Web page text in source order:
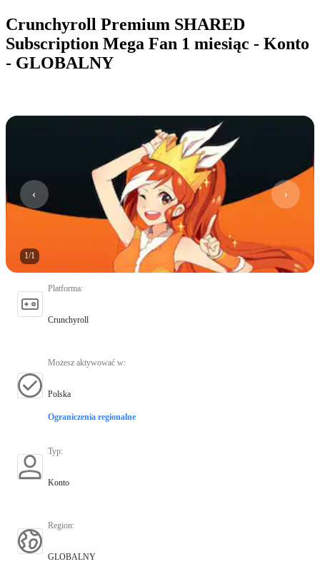
Crunchyroll Premium SHARED
Subscription Mega Fan 1 miesiąc - Konto
- GLOBALNY
1/1
Platforma:
Crunchyroll
Możesz aktywować w:
Polska
Ograniczenia regionalne
Typ:
Konto
Region:
GLOBALNY